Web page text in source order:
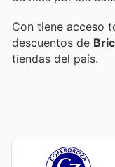
Con tiene acceso
descuentos de
tiendas del país.